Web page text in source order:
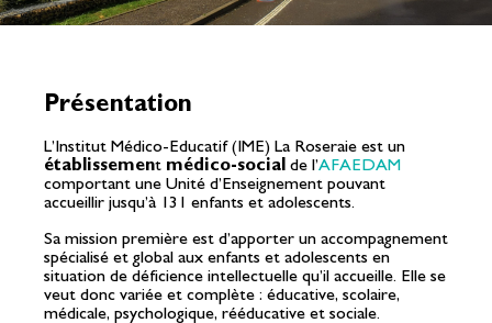
Présentation
L’Institut Médico-Educatif (IME) La Roseraie est un
établissement médico-social de l’AFAEDAM
comportant une Unité d’Enseignement pouvant
accueillir jusqu’à 131 enfants et adolescents.
Sa mission première est d’apporter un accompagnement
spécialisé et global aux enfants et adolescents en
situation de déficience intellectuelle qu’il accueille. Elle se
veut donc variée et complète : éducative, scolaire,
médicale, psychologique, rééducative et sociale.